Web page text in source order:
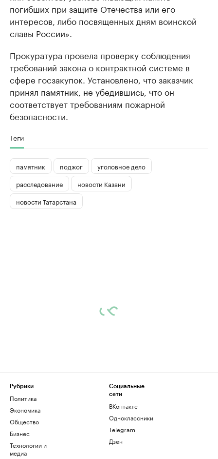
погибших при защите Отечества или его
интересов, либо посвященных дням воинской
славы России».
Прокуратура провела проверку соблюдения
требований закона о контрактной системе в
сфере госзакупок. Установлено, что заказчик
принял памятник, не убедившись, что он
соответствует требованиям пожарной
безопасности.
Теги
памятник поджог
уголовное дело
расследование
новости Казани
новости Татарстана
Рубрики
Политика
Экономика
Общество
Бизнес
Технологии и
медиа
Социальные
сети
ВКонтакте
Одноклассники
Telegram
Дзен